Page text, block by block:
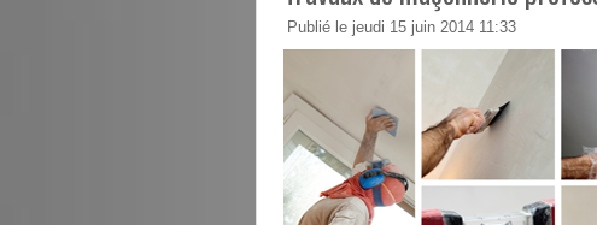
Publié le jeudi 15 juin 2014 11:33